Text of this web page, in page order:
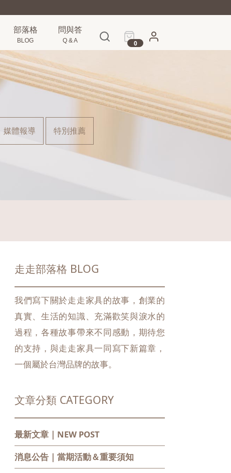
部落格
BLOG
問與答
Q & A 0
媒體報導 特別推薦
走走部落格 BLOG
我們寫下關於走走家具的故事，創業的
真實、生活的知識、充滿歡笑與淚水的
過程，各種故事帶來不同感動，期待您
的支持，與走走家具一同寫下新篇章，
一個屬於台灣品牌的故事。
文章分類 CATEGORY
最新文章｜NEW POST
消息公告 ｜當期活動＆重要須知